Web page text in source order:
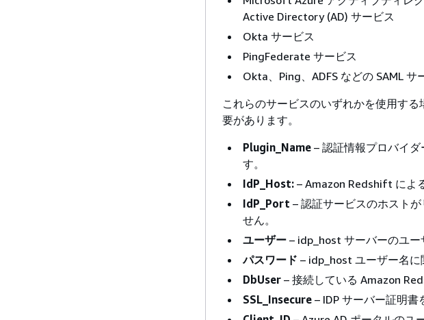
Active Directory (AD) サービス
Okta サービス
PingFederate サービス
Okta、Ping、ADFS などの SAML サ
これらのサービスのいずれかを使用す
要があります。
Plugin_Name – 認証情報プロバイ
す。
IdP_Host: – Amazon Redshift によ
IdP_Port – 認証サービスのホスト
せん。
ユーザー – idp_host サーバーのユー
パスワード – idp_host ユーザー名に
DbUser – 接続している Amazon
SSL_Insecure – IDP サーバー証明書